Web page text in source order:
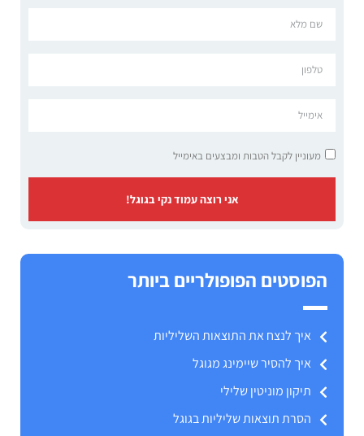
מעוניין לקבל הטבות ומבצעים באימייל
אני רוצה עמוד נקי בגוגל!
הפוסטים הפופולריים ביותר
איך לנצח את התוצאות השליליות
איך להסיר שיימינג מגוגל
תיקון מוניטין שלילי
הסרת תוצאות שליליות בגוגל